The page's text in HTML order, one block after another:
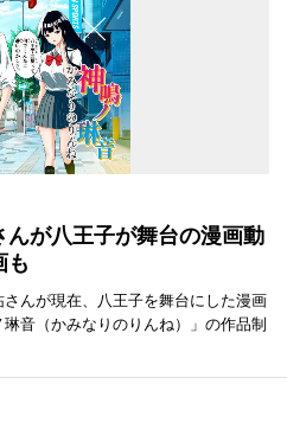
が八王子が舞台の漫画動
も
んが現在、八王子を舞台にした漫画
音（かみなりのりんね）」の作品制